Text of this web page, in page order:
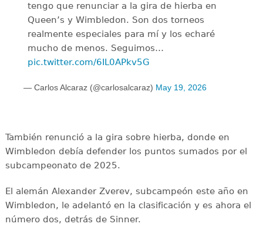
tengo que renunciar a la gira de hierba en
Queen’s y Wimbledon. Son dos torneos
realmente especiales para mí y los echaré
mucho de menos. Seguimos…
pic.twitter.com/6IL0APkv5G
— Carlos Alcaraz (@carlosalcaraz) May 19, 2026
También renunció a la gira sobre hierba, donde en
Wimbledon debía defender los puntos sumados por el
subcampeonato de 2025.
El alemán Alexander Zverev, subcampeón este año en
Wimbledon, le adelantó en la clasificación y es ahora el
número dos, detrás de Sinner.